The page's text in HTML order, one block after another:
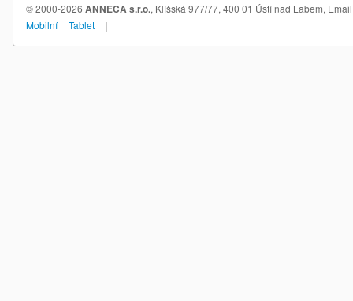
© 2000-2026 ANNECA s.r.o., Klíšská 977/77, 400 01 Ústí nad Labem,
Mobilní
Tablet |